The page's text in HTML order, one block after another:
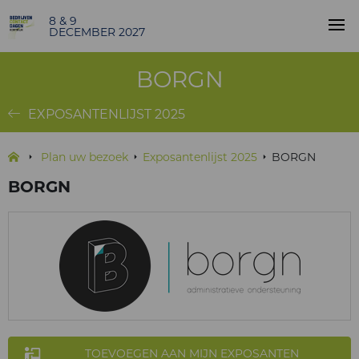
8 & 9
DECEMBER 2027
BORGN
EXPOSANTENLIJST 2025
Plan uw bezoek Exposantenlijst 2025 BORGN
BORGN
TOEVOEGEN AAN MIJN EXPOSANTEN